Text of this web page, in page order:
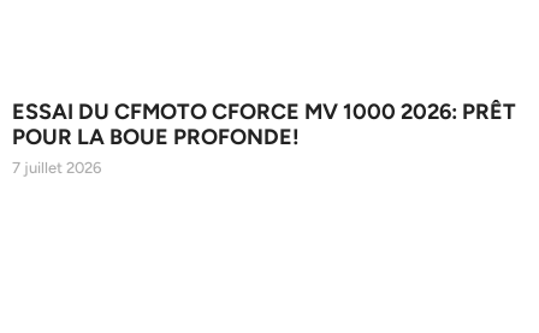
ESSAI DU CFMOTO CFORCE MV 1000 2026: PRÊT
POUR LA BOUE PROFONDE!
7 juillet 2026